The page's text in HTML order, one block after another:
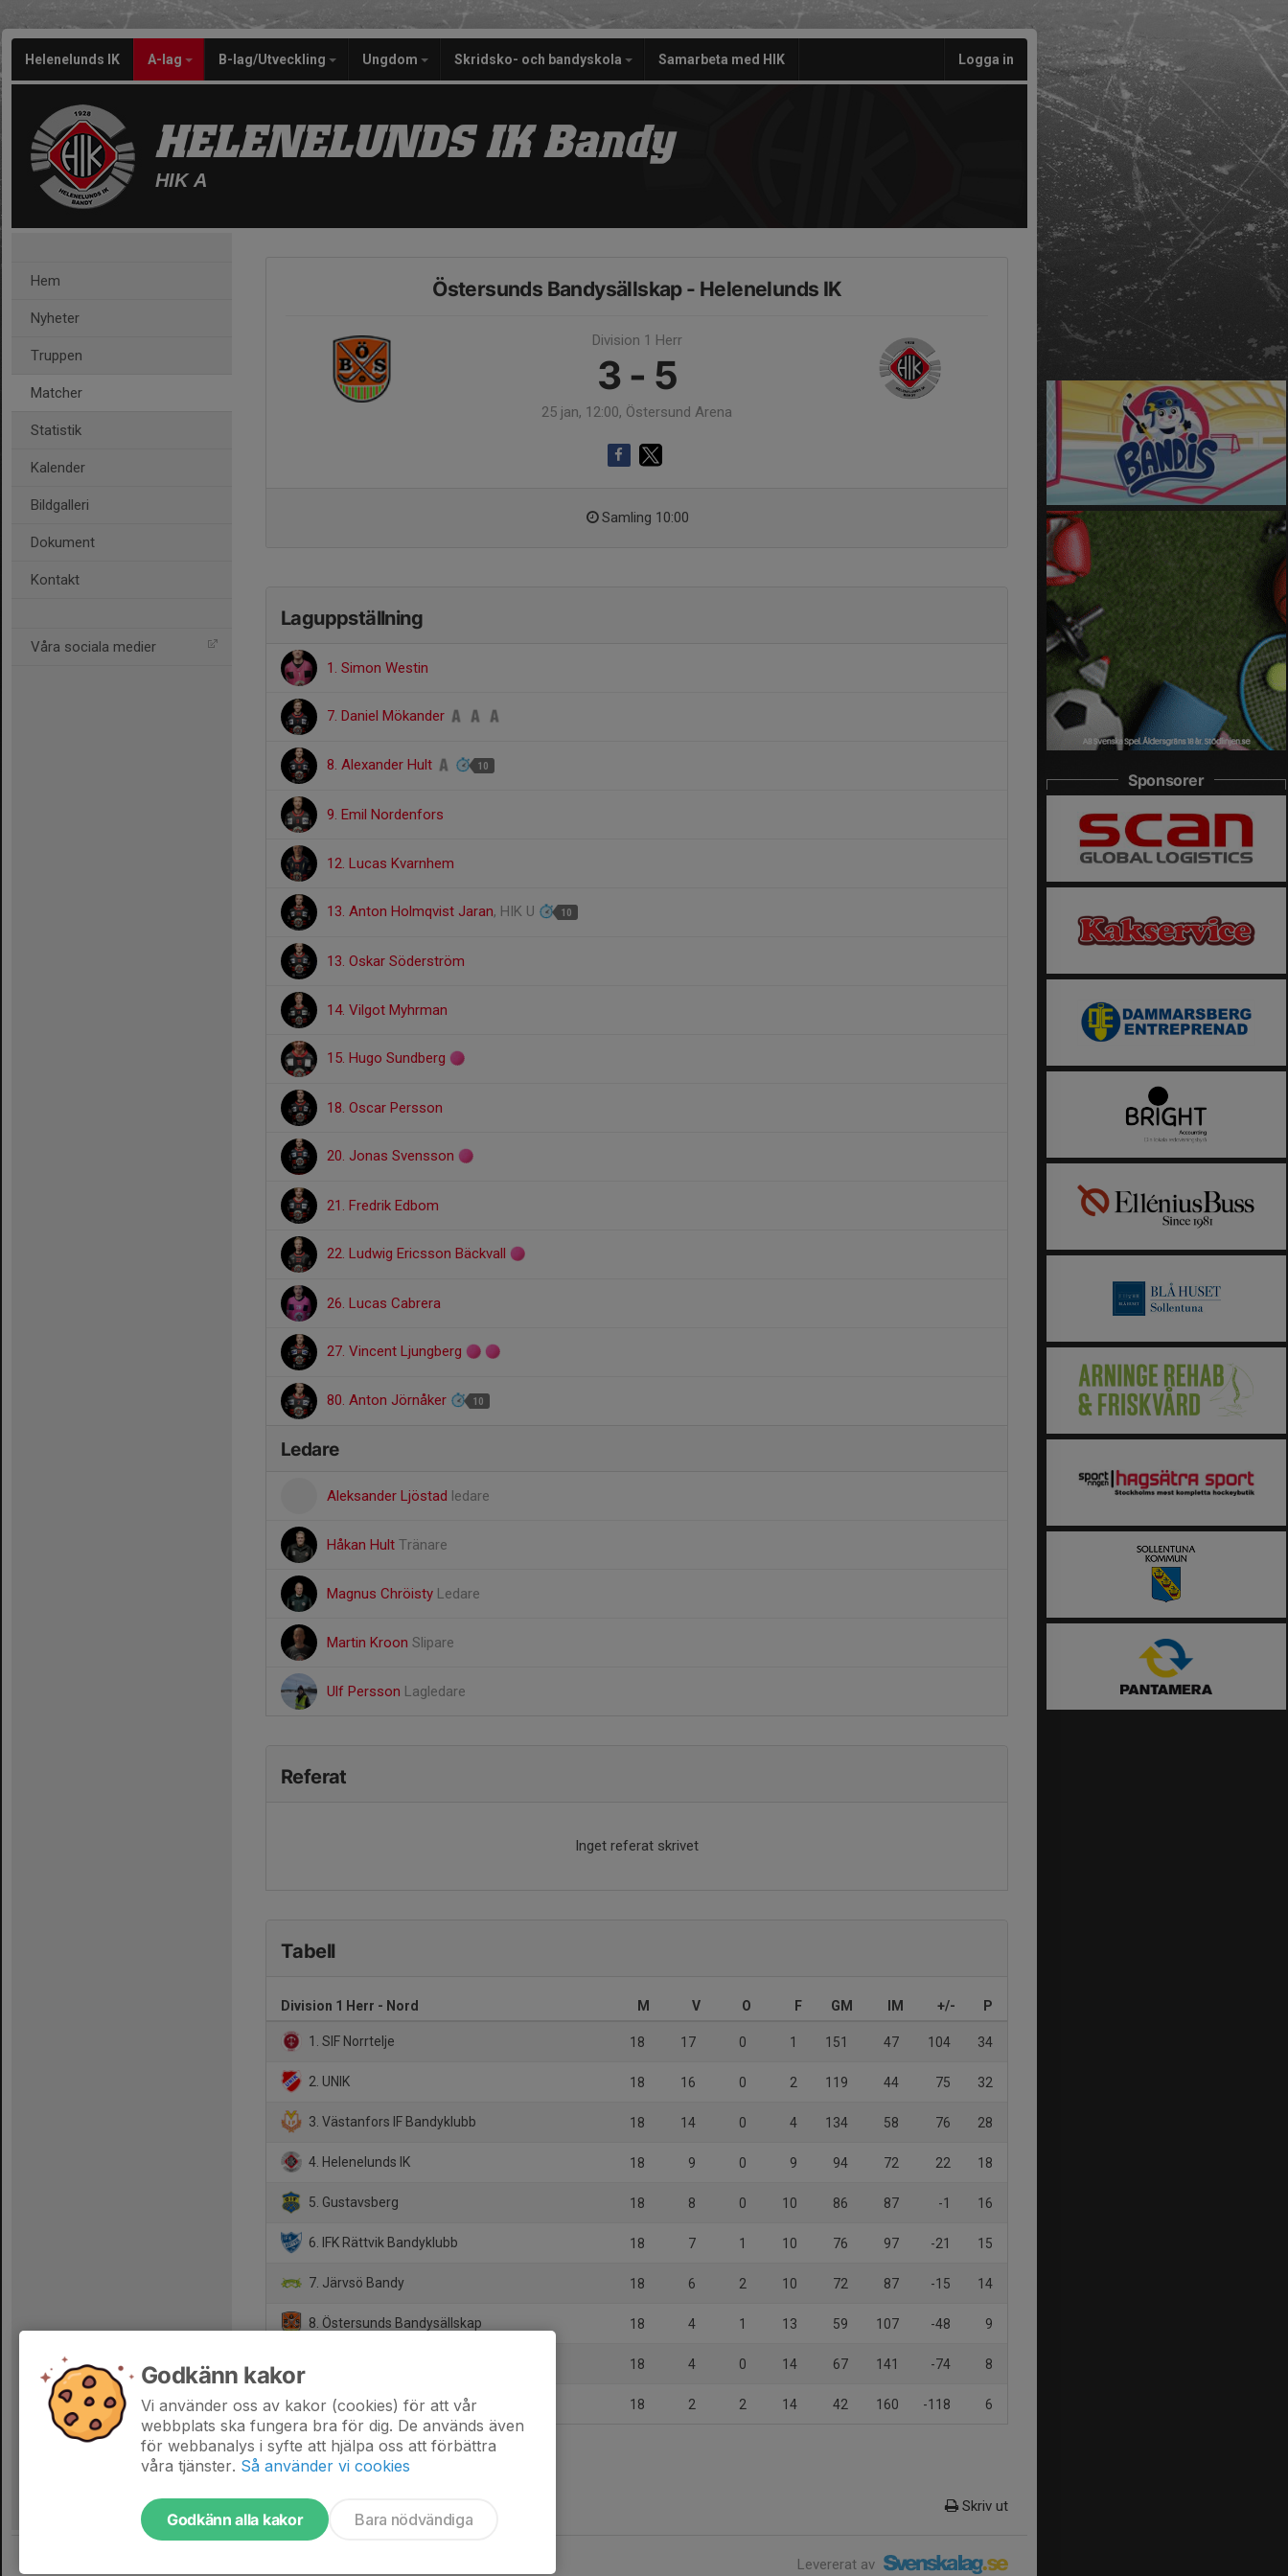
Helenelunds IK A-lag B-lag/Utveckling Ungdom Skridsko- och bandyskola Samarbeta med HIK Logga in
HELENELUNDS IK Bandy
HIK A
Hem
Nyheter
Truppen
Matcher
Statistik
Kalender
Bildgalleri
Dokument
Kontakt
Våra sociala medier
Östersunds Bandysällskap - Helenelunds IK
Division 1 Herr
3 - 5
25 jan, 12:00, Östersund Arena
Samling 10:00
Laguppställning
1. Simon Westin
7. Daniel Mökander
8. Alexander Hult 10
9. Emil Nordenfors
12. Lucas Kvarnhem
13. Anton Holmqvist Jaran, HIK U 10
13. Oskar Söderström
14. Vilgot Myhrman
15. Hugo Sundberg
18. Oscar Persson
20. Jonas Svensson
21. Fredrik Edbom
22. Ludwig Ericsson Bäckvall
26. Lucas Cabrera
27. Vincent Ljungberg
80. Anton Jörnåker 10
Ledare
Aleksander Ljöstad ledare
Håkan Hult Tränare
Magnus Chröisty Ledare
Martin Kroon Slipare
Ulf Persson Lagledare
Referat
Inget referat skrivet
Tabell
Division 1 Herr - Nord M V O F GM IM +/- P
1. SIF Norrtelje 18 17 0 1 151 47 104 34
2. UNIK 18 16 0 2 119 44 75 32
3. Västanfors IF Bandyklubb 18 14 0 4 134 58 76 28
4. Helenelunds IK 18 9 0 9 94 72 22 18
5. Gustavsberg 18 8 0 10 86 87 -1 16
6. IFK Rättvik Bandyklubb 18 7 1 10 76 97 -21 15
7. Järvsö Bandy 18 6 2 10 72 87 -15 14
8. Östersunds Bandysällskap 18 4 1 13 59 107 -48 9
18 4 0 14 67 141 -74 8
10. Isak Bandy 18 2 2 14 42 160 -118 6
Skriv ut
Levererat av
Sponsorer
Godkänn kakor
Vi använder oss av kakor (cookies) för att vår
webbplats ska fungera bra för dig. De används även
för webbanalys i syfte att hjälpa oss att förbättra
våra tjänster. Så använder vi cookies
Godkänn alla kakor Bara nödvändiga